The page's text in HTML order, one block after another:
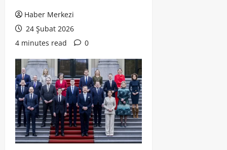
Haber Merkezi
24 Şubat 2026
4 minutes read
0